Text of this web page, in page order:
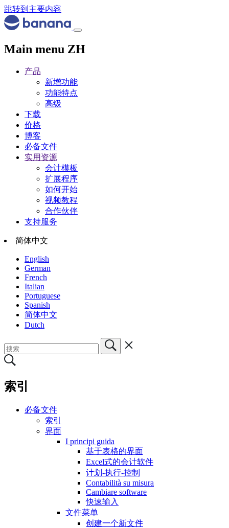
跳转到主要内容
Main menu ZH
产品
新增功能
功能特点
高级
下载
价格
博客
必备文件
实用资源
会计模板
扩展程序
如何开始
视频教程
合作伙伴
支持服务
简体中文
English
German
French
Italian
Portuguese
Spanish
简体中文
Dutch
索引
必备文件
索引
界面
I principi guida
基于表格的界面
Excel式的会计软件
计划-执行-控制
Contabilità su misura
Cambiare software
快速输入
文件菜单
创建一个新文件